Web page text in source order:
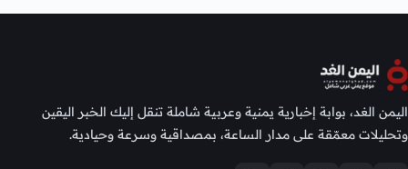
اليمن الغد، بوابة إخبارية يمنية وعربية شاملة تنقل إليك الخبر اليقين
وتحليلات معمّقة على مدار الساعة، بمصداقية وسرعة وحيادية.